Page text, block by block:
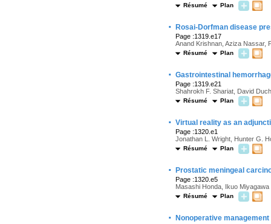
Résumé Plan
· Rosai-Dorfman disease
Page :1319.e17
Anand Krishnan, Aziza Nassar,
Résumé Plan
· Gastrointestinal
Page :1319.e21
Shahrokh F. Shariat, David
Résumé Plan
· Virtual reality as an
Page :1320.e1
Jonathan L. Wright, Hunter G.
Résumé Plan
· Prostatic meningeal
Page :1320.e5
Masashi Honda, Ikuo Miyagawa
Résumé Plan
· Nonoperative